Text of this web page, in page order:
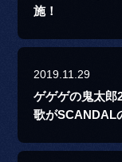
施！
2019.11.29
ゲゲゲの鬼太郎
歌がSCANDAL